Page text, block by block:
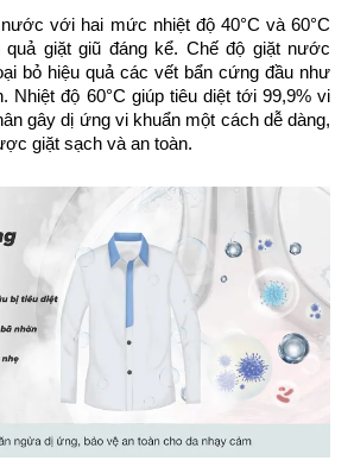
với hai mức nhiệt độ 40°C và 60°C
quả giặt giũ đáng kể. Chế độ giặt nước
bỏ hiệu quả các vết bẩn cứng đầu như
Nhiệt độ 60°C giúp tiêu diệt tới 99,9% vi
gây dị ứng vi khuẩn một cách dễ dàng,
giặt sạch và an toàn.